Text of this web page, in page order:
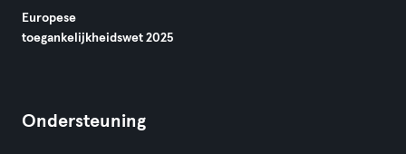
Europese
toegankelijkheidswet 2025
Ondersteuning